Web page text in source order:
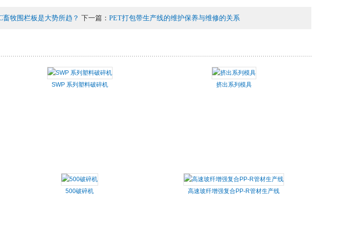
畜牧围栏板是大势所趋？ 下一篇： PET打包带生产线的维护保养与维修的关系
SWP 系列塑料破碎机 挤出系列模具
500破碎机 高速玻纤增强复合PP-R管材生产线